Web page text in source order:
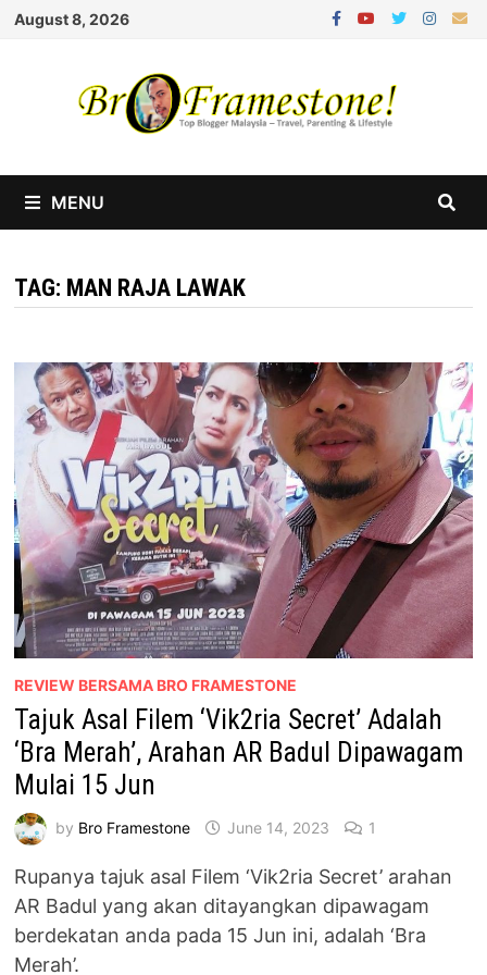
Skip
August 8, 2026
MENU
TAG: MAN RAJA LAWAK
REVIEW BERSAMA BRO FRAMESTONE
Tajuk Asal Filem ‘Vik2ria Secret’ Adalah
‘Bra Merah’, Arahan AR Badul Dipawagam
Mulai 15 Jun
by Bro Framestone June 14, 2023 1
Rupanya tajuk asal Filem ‘Vik2ria Secret’ arahan
AR Badul yang akan ditayangkan dipawagam
berdekatan anda pada 15 Jun ini, adalah ‘Bra
Merah’.